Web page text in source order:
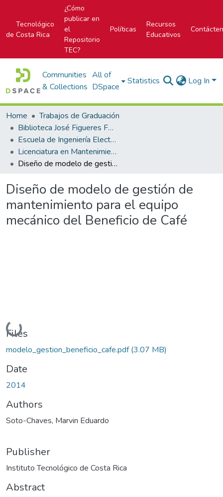
Tecnológico
de Costa Rica
¿Cómo
publicar en
el
Repositorio
TEC?
Políticas
Recursos
Educativos
Communities
& Collections
All of
DSpace
Statistics Log In
Home
Trabajos de Graduación
Biblioteca José Figueres Ferrer
Escuela de Ingeniería Electromecánica
Licenciatura en Mantenimiento Industrial
Diseño de modelo de gestión de mantenimiento para el equipo mecánico del Beneficio de Café
Diseño de modelo de gestión de
mantenimiento para el equipo
mecánico del Beneficio de Café
Loading...
Files
modelo_gestion_beneficio_cafe.pdf(3.07 MB)
Date
2014
Authors
Soto-Chaves, Marvin Eduardo
Publisher
Instituto Tecnológico de Costa Rica
Abstract